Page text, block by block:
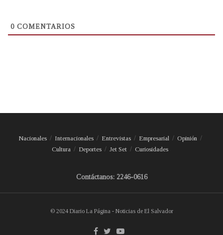
0 COMENTARIOS
Nacionales Internacionales Entrevistas Empresarial
Opinión
Cultura
Deportes Jet Set Curiosidades
Contáctanos: 2246-0616
© 2024 Diario La Página - Noticias de El Salvador